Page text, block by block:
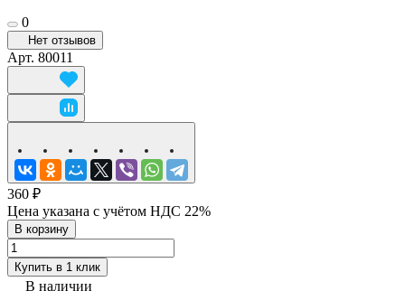
0
Нет отзывов
Арт. 80011
360 ₽
Цена указана с учётом НДС 22%
В корзину
Купить в 1 клик
В наличии